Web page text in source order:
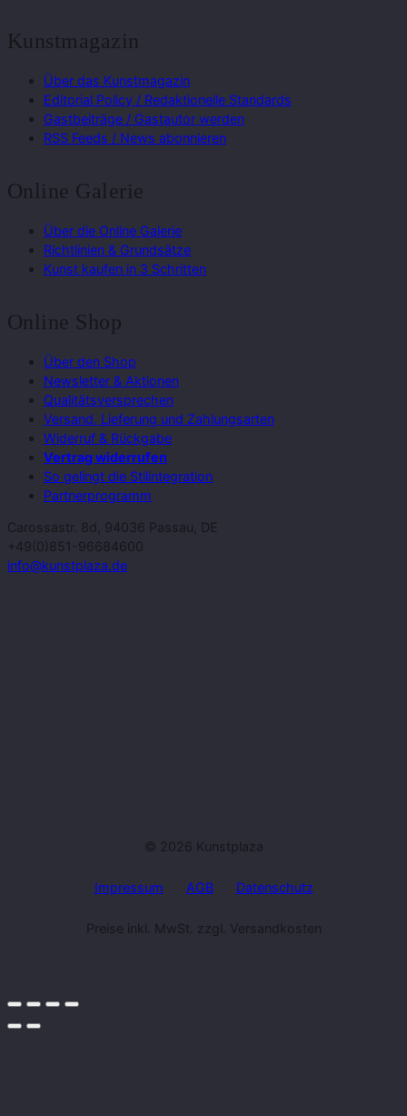
Kunstmagazin
Über das Kunstmagazin
Editorial Policy / Redaktionelle Standards
Gastbeiträge / Gastautor werden
RSS Feeds / News abonnieren
Online Galerie
Über die Online Galerie
Richtlinien & Grundsätze
Kunst kaufen in 3 Schritten
Online Shop
Über den Shop
Newsletter & Aktionen
Qualitätsversprechen
Versand, Lieferung und Zahlungsarten
Widerruf & Rückgabe
Vertrag widerrufen
So gelingt die Stilintegration
Partnerprogramm
Carossastr. 8d, 94036 Passau, DE
+49(0)851-96684600
info@kunstplaza.de
© 2026 Kunstplaza
Impressum AGB Datenschutz
Preise inkl. MwSt. zzgl. Versandkosten